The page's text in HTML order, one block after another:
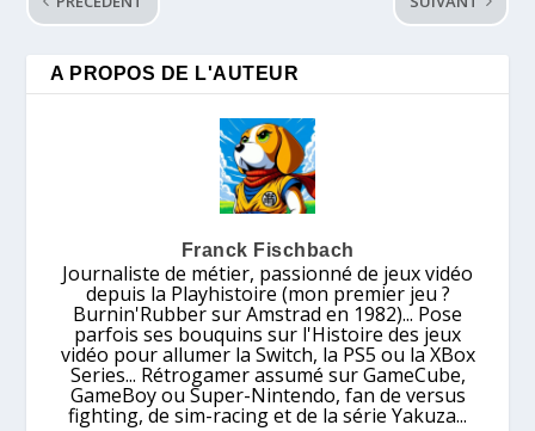
A PROPOS DE L'AUTEUR
Franck Fischbach
Journaliste de métier, passionné de jeux vidéo
depuis la Playhistoire (mon premier jeu ?
Burnin'Rubber sur Amstrad en 1982)... Pose
parfois ses bouquins sur l'Histoire des jeux
vidéo pour allumer la Switch, la PS5 ou la XBox
Series... Rétrogamer assumé sur GameCube,
GameBoy ou Super-Nintendo, fan de versus
fighting, de sim-racing et de la série Yakuza...